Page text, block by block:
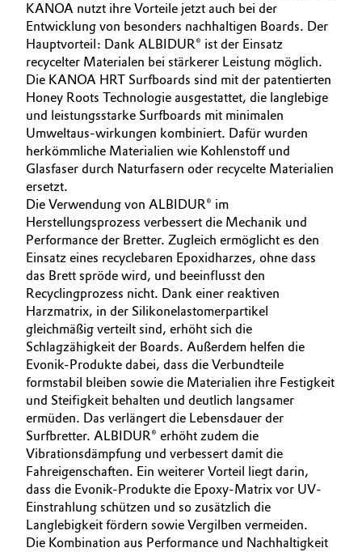
Home Care & Cleaning
Industrial Manufacturing & Machinery
Lubricants & Lubricant Additives
Medical Devices
Metals & Mining
Oil & Gas, Petrochemicals
Personal Care & Beauty
Pharma & Biopharma
Plastics & Rubber
Pulp, Paper & Packaging
Textiles, Leather & Nonwovens
Investor Relations
Medien
KANOA nutzt ihre Vorteile jetzt auch bei der
Entwicklung von besonders nachhaltigen Boards. Der
Hauptvorteil: Dank ALBIDUR® ist der Einsatz
recycelter Materialen bei stärkerer Leistung möglich.
Die KANOA HRT Surfboards sind mit der patentierten
Honey Roots Technologie ausgestattet, die langlebige
und leistungsstarke Surfboards mit minimalen
Umweltaus-wirkungen kombiniert. Dafür wurden
herkömmliche Materialien wie Kohlenstoff und
Glasfaser durch Naturfasern oder recycelte Materialien
ersetzt.
Die Verwendung von ALBIDUR® im
Herstellungsprozess verbessert die Mechanik und
Performance der Bretter. Zugleich ermöglicht es den
Einsatz eines recyclebaren Epoxidharzes, ohne dass
das Brett spröde wird, und beeinflusst den
Recyclingprozess nicht. Dank einer reaktiven
Harzmatrix, in der Silikonelastomerpartikel
gleichmäßig verteilt sind, erhöht sich die
Schlagzähigkeit der Boards. Außerdem helfen die
Evonik-Produkte dabei, dass die Verbundteile
formstabil bleiben sowie die Materialien ihre Festigkeit
und Steifigkeit behalten und deutlich langsamer
ermüden. Das verlängert die Lebensdauer der
Surfbretter. ALBIDUR® erhöht zudem die
Vibrationsdämpfung und verbessert damit die
Fahreigenschaften. Ein weiterer Vorteil liegt darin,
dass die Evonik-Produkte die Epoxy-Matrix vor UV-
Einstrahlung schützen und so zusätzlich die
Langlebigkeit fördern sowie Vergilben vermeiden.
Die Kombination aus Performance und Nachhaltigkeit